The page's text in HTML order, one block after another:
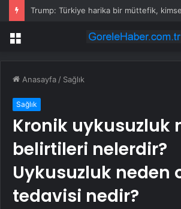
Menü
Anasayfa / Sağlık
Sağlık
Kronik uykusuzluk
belirtileri nelerdir?
Uykusuzluk neden
tedavisi nedir?